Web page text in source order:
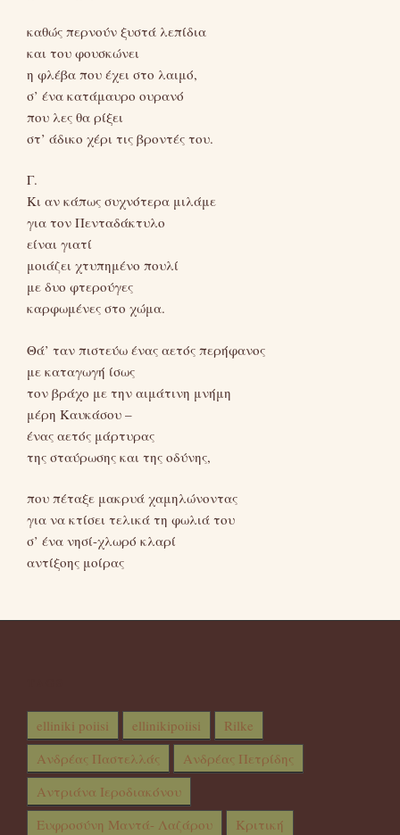
καθώς περνούν ξυστά λεπίδια
και του φουσκώνει
η φλέβα που έχει στο λαιμό,
σ’ ένα κατάμαυρο ουρανό
που λες θα ρίξει
στ’ άδικο χέρι τις βροντές του.
Γ.
Κι αν κάπως συχνότερα μιλάμε
για τον Πενταδάκτυλο
είναι γιατί
μοιάζει χτυπημένο πουλί
με δυο φτερούγες
καρφωμένες στο χώμα.
Θά’ ταν πιστεύω ένας αετός περήφανος
με καταγωγή ίσως
τον βράχο με την αιμάτινη μνήμη
μέρη Καυκάσου –
ένας αετός μάρτυρας
της σταύρωσης και της οδύνης,
που πέταξε μακρυά χαμηλώνοντας
για να κτίσει τελικά τη φωλιά του
σ’ ένα νησί-χλωρό κλαρί
αντίξοης μοίρας
elliniki poiisi ellinikipoiisi
Rilke
Ανδρέας Παστελλάς
Ανδρέας Πετρίδης
Αντριάνα Ιεροδιακόνου
Ευφροσύνη Μαντά- Λαζάρου
Κριτική